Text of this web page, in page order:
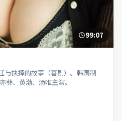
99:07
与抉择的故事（喜剧）。韩国制
菲、黄渤、汤唯主演。